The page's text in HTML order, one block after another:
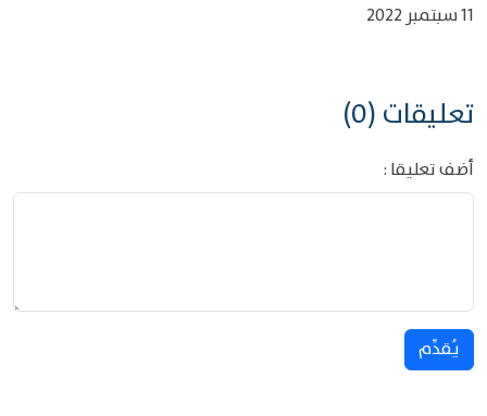
11 سبتمبر 2022
تعليقات (0)
أضف تعليقا :
يُقدِّم